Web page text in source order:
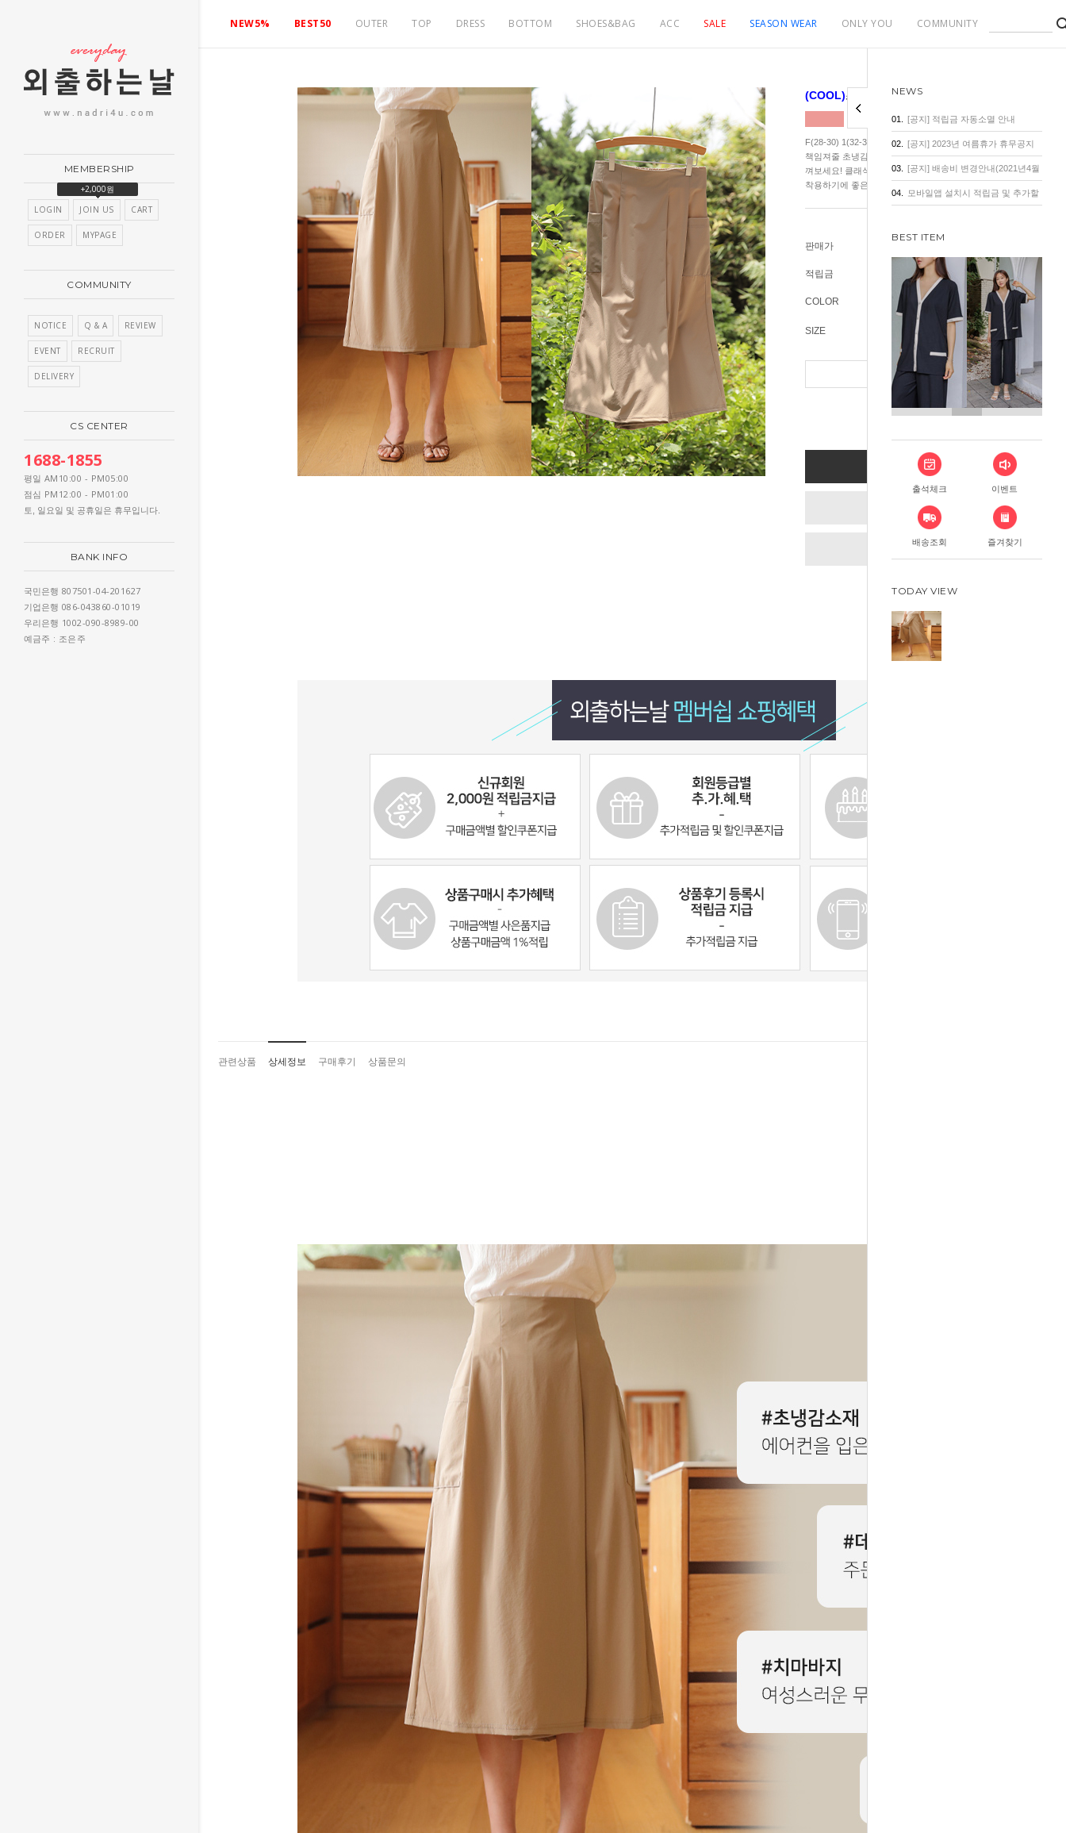
NEW5% BEST50 OUTER TOP DRESS BOTTOM SHOES&BAG ACC SALE SEASON WEAR ONLY YOU COMMUNITY
MEMBERSHIP
LOGIN JOIN US
+2,000원
CART
ORDER MYPAGE
COMMUNITY
NOTICE Q & A REVIEW
EVENT RECRUIT
DELIVERY
CS CENTER
1688-1855
평일 AM10:00 - PM05:00
점심 PM12:00 - PM01:00
토, 일요일 및 공휴일은 휴무입니다.
BANK INFO
국민은행 807501-04-201627
기업은행 086-043860-01019
우리은행 1002-090-8989-00
예금주 : 조은주
NEWS
01. [공지] 적립금 자동소멸 안내
02. [공지] 2023년 여름휴가 휴무공지
03. [공지] 배송비 변경안내(2021년4월
1일 기준)
04. 모바일앱 설치시 적립금 및 추가할
BEST ITEM
출석체크 이벤트
배송조회 즐겨찾기
TODAY VIEW
(COOL)초냉감 에어쿨 스판 랩 치마바지
F(28-30) 1(32-34) 2(36-40) 2026년 재진행! 전사이즈 5/27입고! 시
책임져줄 초냉감 시리즈! 매끄럽고 구김없는 찰찰한 소재감을 지금
껴보세요! 클래식한 무드의 팬츠로 무더운 여름 중요한 자리에도 손
착용하기에 좋은 아이템.군살커버 끝판왕!
판매가
적립금 300원
COLOR
SIZE
총 상품 금액
BUY NOW
ADD TO CART
WISH LIST
관련상품 상세정보 구매후기 상품문의